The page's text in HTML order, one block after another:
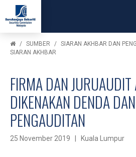
SUMBER
SIARAN AKHBAR DAN
SIARAN AKHBAR
FIRMA DAN
DIKENAKAN DENDA
PENGAUDITAN
25 November 2019 | Kuala Lumpur